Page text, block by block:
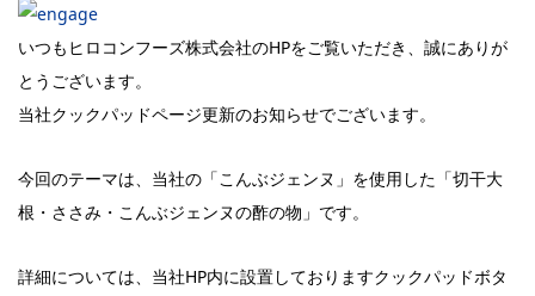
いつもヒロコンフーズ株式会社のHPをご覧いただき、誠にありが
とうございます。
当社クックパッドページ更新のお知らせでございます。
今回のテーマは、当社の「こんぶジェンヌ」を使用した「切干大
根・ささみ・こんぶジェンヌの酢の物」です。
詳細については、当社HP内に設置しておりますクックパッドボタ